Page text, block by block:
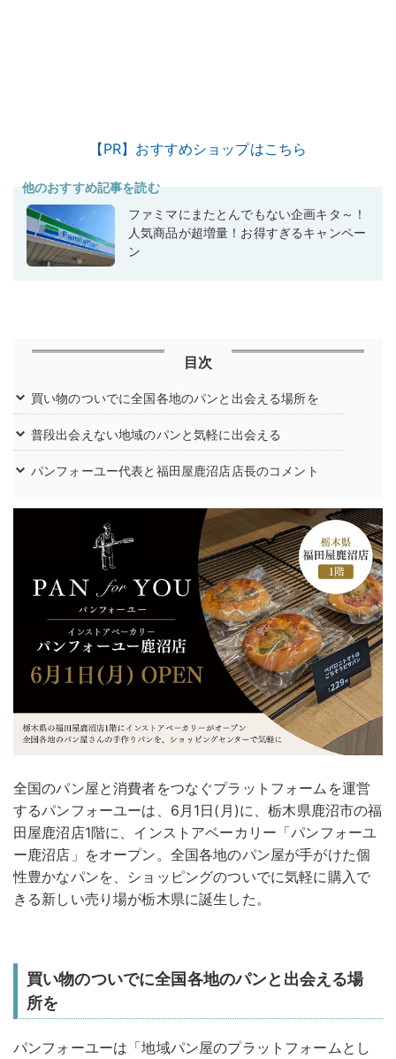
【PR】おすすめショップはこちら
他のおすすめ記事を読む
ファミマにまたとんでもない企画キタ～！
人気商品が超増量！お得すぎるキャンペー
ン
目次
買い物のついでに全国各地のパンと出会える場所を
普段出会えない地域のパンと気軽に出会える
パンフォーユー代表と福田屋鹿沼店店長のコメント
全国のパン屋と消費者をつなぐプラットフォームを運営
するパンフォーユーは、6月1日(月)に、栃木県鹿沼市の福
田屋鹿沼店1階に、インストアベーカリー「パンフォーユ
ー鹿沼店」をオープン。全国各地のパン屋が手がけた個
性豊かなパンを、ショッピングのついでに気軽に購入で
きる新しい売り場が栃木県に誕生した。
買い物のついでに全国各地のパンと出会える場
所を
パンフォーユーは「地域パン屋のプラットフォームとし